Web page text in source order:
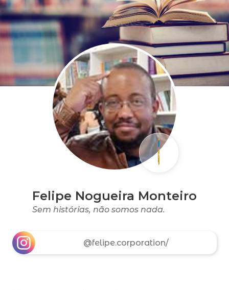
Felipe Nogueira Monteiro
Sem histórias, não somos nada.
@felipe.corporation/